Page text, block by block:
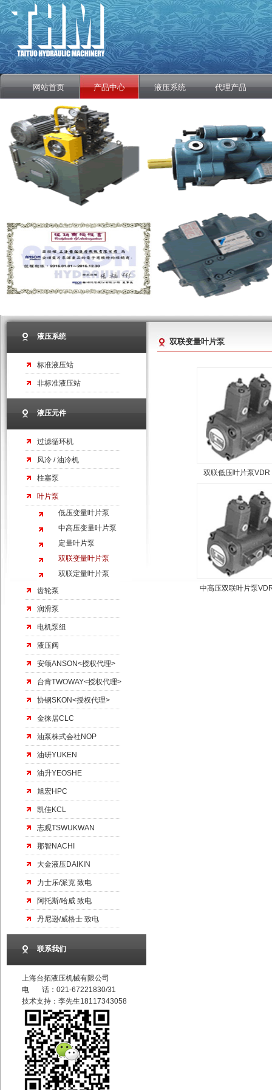
网站首页 产品中心 液压系统 代理产品
液压系统
标准液压站
非标准液压站
液压元件
过滤循环机
风冷 / 油冷机
柱塞泵
叶片泵
低压变量叶片泵
中高压变量叶片泵
定量叶片泵
双联变量叶片泵
双联定量叶片泵
齿轮泵
润滑泵
电机泵组
液压阀
安颂ANSON<授权代理>
台肯TWOWAY<授权代理>
协钢SKON<授权代理>
金徕居CLC
油泵株式会社NOP
油研YUKEN
油升YEOSHE
旭宏HPC
凯佳KCL
志观TSWUKWAN
那智NACHI
大金液压DAIKIN
力士乐/派克 致电
阿托斯/哈威 致电
丹尼逊/威格士 致电
联系我们
上海台拓液压机械有限公司
电 话：021-67221830/31
技术支持：李先生18117343058
双联变量叶片泵
双联低压叶片泵VDR
中高压双联叶片泵